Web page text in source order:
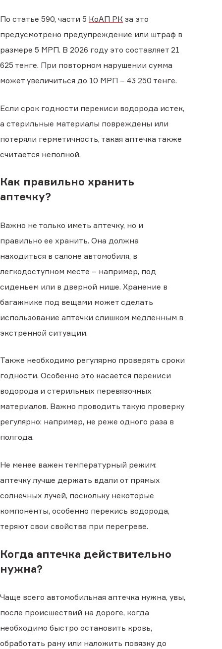
По статье 590, части 5 КоАП РК за это
предусмотрено предупреждение или штраф в
размере 5 МРП. В 2026 году это составляет 21
625 тенге. При повторном нарушении сумма
может увеличиться до 10 МРП – 43 250 тенге.
Если срок годности перекиси водорода истек,
а стерильные материалы повреждены или
потеряли герметичность, такая аптечка также
считается неполной.
Как правильно хранить
аптечку?
Важно не только иметь аптечку, но и
правильно ее хранить. Она должна
находиться в салоне автомобиля, в
легкодоступном месте – например, под
сиденьем или в дверной нише. Хранение в
багажнике под вещами может сделать
использование аптечки слишком медленным в
экстренной ситуации.
Также необходимо регулярно проверять сроки
годности. Особенно это касается перекиси
водорода и стерильных перевязочных
материалов. Важно проводить такую проверку
регулярно: например, не реже одного раза в
полгода.
Не менее важен температурный режим:
аптечку лучше держать вдали от прямых
солнечных лучей, поскольку некоторые
компоненты, особенно перекись водорода,
теряют свои свойства при перегреве.
Когда аптечка действительно
нужна?
Чаще всего автомобильная аптечка нужна, увы,
после происшествий на дороге, когда
необходимо быстро остановить кровь,
обработать рану или наложить повязку до